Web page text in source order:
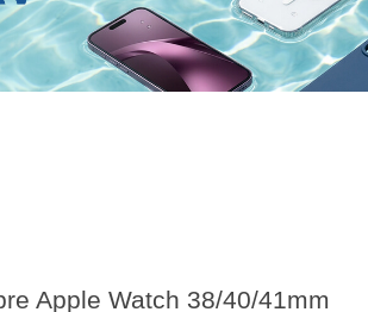
Apple Watch 38/40/41mm